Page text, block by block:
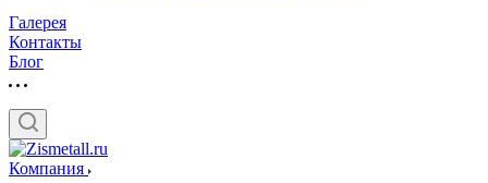
Галерея
Контакты
Блог
Компания